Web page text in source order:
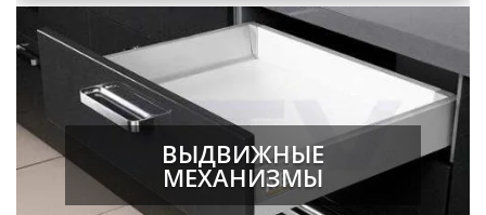
ВЫДВИЖНЫЕ
МЕХАНИЗМЫ